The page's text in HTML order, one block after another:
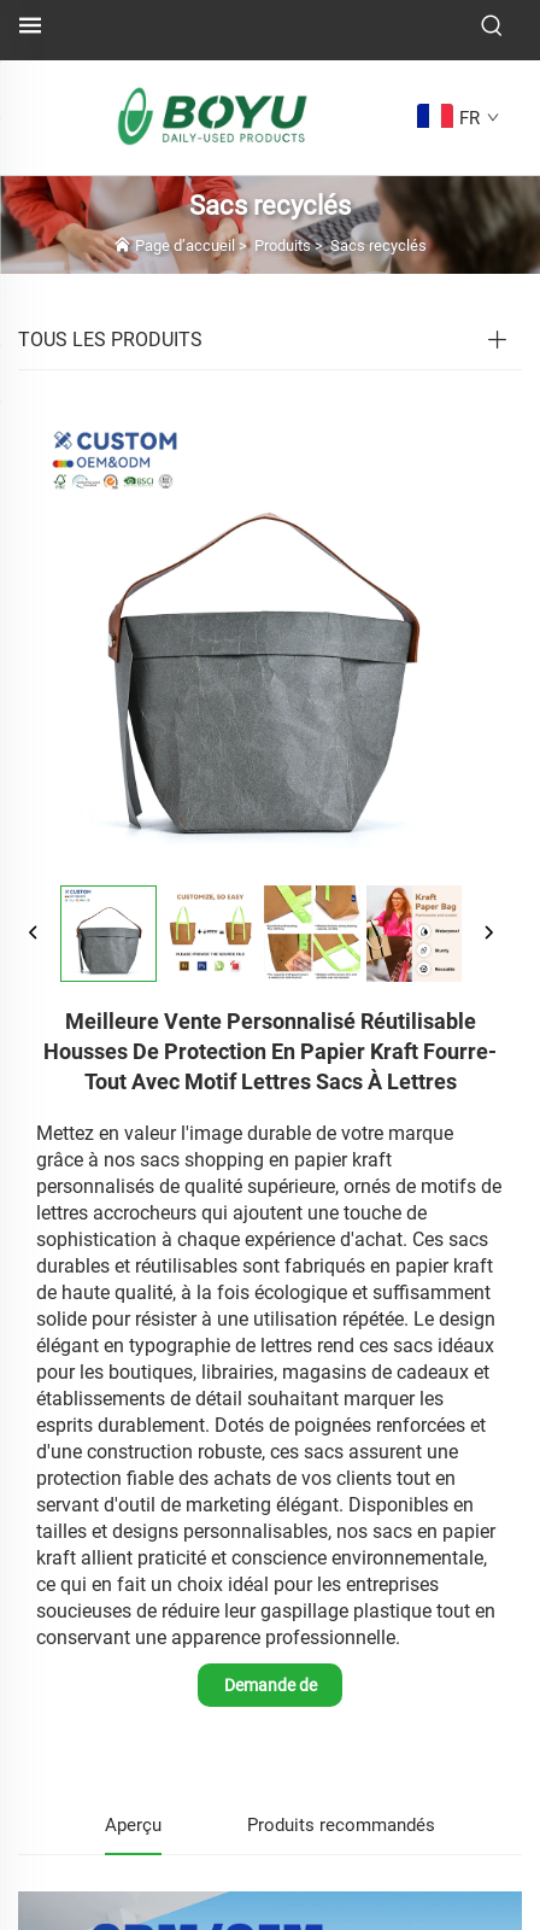
FR
Sacs recyclés
Page d’accueil > Produits>Sacs recyclés
TOUS LES PRODUITS
Meilleure Vente Personnalisé Réutilisable
Housses De Protection En Papier Kraft Fourre-
Tout Avec Motif Lettres Sacs À Lettres
Mettez en valeur l'image durable de votre marque
grâce à nos sacs shopping en papier kraft
personnalisés de qualité supérieure, ornés de motifs de
lettres accrocheurs qui ajoutent une touche de
sophistication à chaque expérience d'achat. Ces sacs
durables et réutilisables sont fabriqués en papier kraft
de haute qualité, à la fois écologique et suffisamment
solide pour résister à une utilisation répétée. Le design
élégant en typographie de lettres rend ces sacs idéaux
pour les boutiques, librairies, magasins de cadeaux et
établissements de détail souhaitant marquer les
esprits durablement. Dotés de poignées renforcées et
d'une construction robuste, ces sacs assurent une
protection fiable des achats de vos clients tout en
servant d'outil de marketing élégant. Disponibles en
tailles et designs personnalisables, nos sacs en papier
kraft allient praticité et conscience environnementale,
ce qui en fait un choix idéal pour les entreprises
soucieuses de réduire leur gaspillage plastique tout en
conservant une apparence professionnelle.
Demande de
Aperçu Produits recommandés